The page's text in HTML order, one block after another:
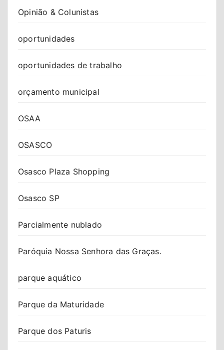
Opinião & Colunistas
oportunidades
oportunidades de trabalho
orçamento municipal
OSAA
OSASCO
Osasco Plaza Shopping
Osasco SP
Parcialmente nublado
Paróquia Nossa Senhora das Graças.
parque aquático
Parque da Maturidade
Parque dos Paturis